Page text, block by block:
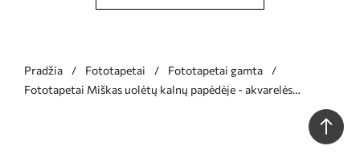
Pradžia Fototapetai
Fototapetai gamta
Fototapetai Miškas uolėtų kalnų papėdėje - akvarelės